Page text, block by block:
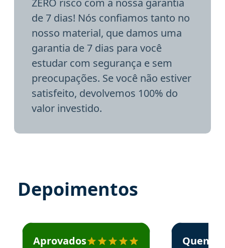
ZERO risco com a nossa garantia
de 7 dias! Nós confiamos tanto no
nosso material, que damos uma
garantia de 7 dias para você
estudar com segurança e sem
preocupações. Se você não estiver
satisfeito, devolvemos 100% do
valor investido.
Depoimentos
Estudante José recomenda o Aprova Concursos em
Aprovados
Estudante
Quem